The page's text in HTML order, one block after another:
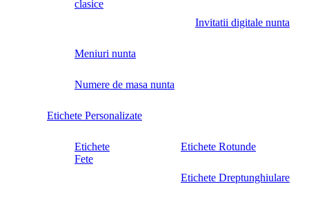
clasice
Invitatii digitale nunta
Meniuri nunta
Numere de masa nunta
Etichete Personalizate
Etichete
Fete
Etichete Rotunde
Etichete Dreptunghiulare